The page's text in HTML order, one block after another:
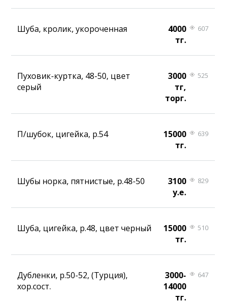
Шуба, кролик, укороченная
4000
тг.
607
Пуховик-куртка, 48-50, цвет
серый
3000
тг,
торг.
525
П/шубок, цигейка, р.54
15000
тг.
639
Шубы норка, пятнистые, р.48-50
3100
у.е.
829
Шуба, цигейка, р.48, цвет черный
15000
тг.
510
Дубленки, р.50-52, (Турция),
хор.сост.
3000-
14000
тг.
647